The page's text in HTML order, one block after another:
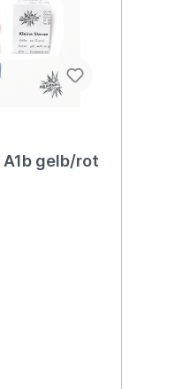
gelb/rot